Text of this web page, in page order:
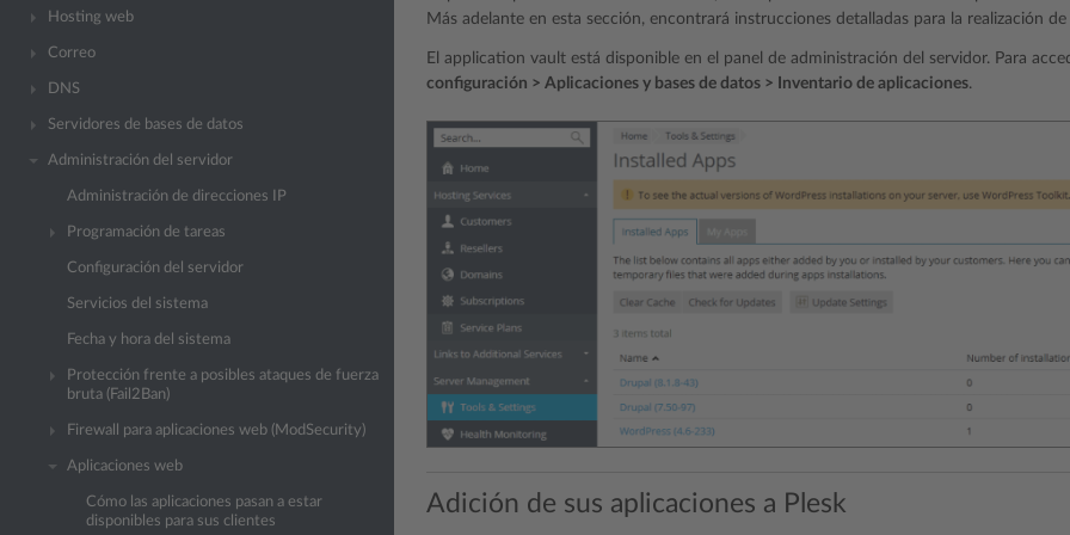
Hosting web
Correo
DNS
Servidores de bases de datos
Administración del servidor
Administración de direcciones IP
Programación de tareas
Configuración del servidor
Servicios del sistema
Fecha y hora del sistema
Protección frente a posibles ataques de fuerza
bruta (Fail2Ban)
Firewall para aplicaciones web (ModSecurity)
Aplicaciones web
Cómo las aplicaciones pasan a estar
disponibles para sus clientes
Más adelante en esta sección, encontrará instrucciones detalladas para la realización
El application vault está disponible en el panel de administración del servidor. Para
configuración > Aplicaciones y bases de datos > Inventario de aplicaciones.
Adición de sus aplicaciones a Plesk